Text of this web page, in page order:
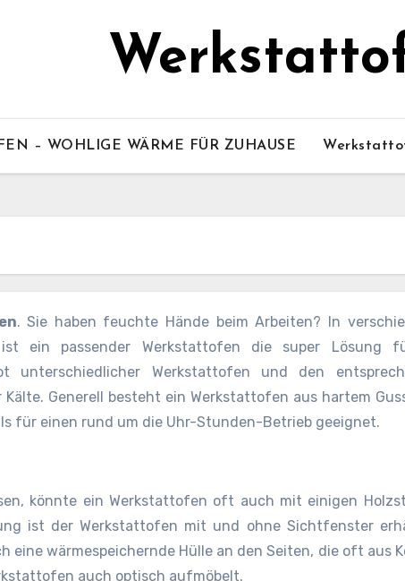
– WOHLIGE WÄRME FÜR ZUHAUSE
. Sie haben feuchte Hände beim Arbeiten? In
ein passender Werkstattofen die super Lösung
unterschiedlicher Werkstattofen und den
Generell besteht ein Werkstattofen aus hartem
für einen rund um die Uhr-Stunden-Betrieb geeignet.
könnte ein Werkstattofen oft auch mit einigen
ist der Werkstattofen mit und ohne Sichtfenster
eine wärmespeichernde Hülle an den Seiten, die oft aus
auch optisch aufmöbelt.